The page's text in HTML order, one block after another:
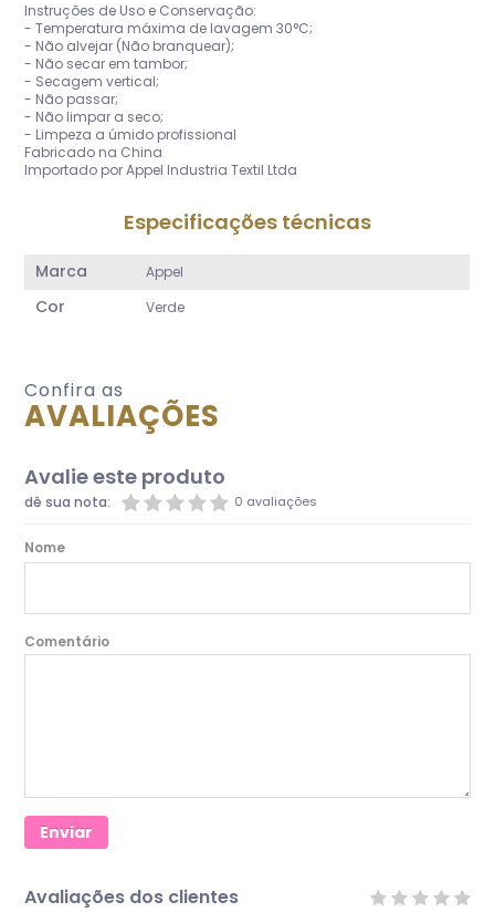
Instruções de Uso e Conservação:
- Temperatura máxima de lavagem 30°C;
- Não alvejar (Não branquear);
- Não secar em tambor;
- Secagem vertical;
- Não passar;
- Não limpar a seco;
- Limpeza a úmido profissional
Fabricado na China
Importado por Appel Industria Textil Ltda
Especificações técnicas
Marca Appel
Cor Verde
Confira as
AVALIAÇÕES
Avalie este produto
0 avaliações
dê sua nota:
Nome
Comentário
Enviar
Avaliações dos clientes